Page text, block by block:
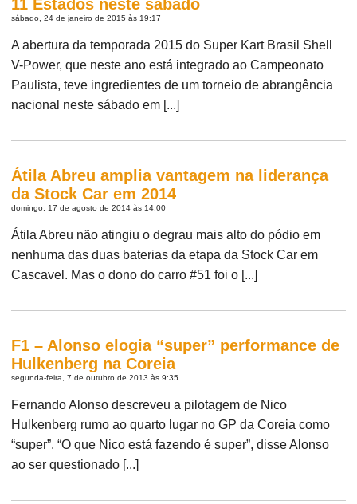
11 Estados neste sábado
sábado, 24 de janeiro de 2015 às 19:17
A abertura da temporada 2015 do Super Kart Brasil Shell
V-Power, que neste ano está integrado ao Campeonato
Paulista, teve ingredientes de um torneio de abrangência
nacional neste sábado em [...]
Átila Abreu amplia vantagem na liderança
da Stock Car em 2014
domingo, 17 de agosto de 2014 às 14:00
Átila Abreu não atingiu o degrau mais alto do pódio em
nenhuma das duas baterias da etapa da Stock Car em
Cascavel. Mas o dono do carro #51 foi o [...]
F1 – Alonso elogia “super” performance de
Hulkenberg na Coreia
segunda-feira, 7 de outubro de 2013 às 9:35
Fernando Alonso descreveu a pilotagem de Nico
Hulkenberg rumo ao quarto lugar no GP da Coreia como
“super”. “O que Nico está fazendo é super”, disse Alonso
ao ser questionado [...]